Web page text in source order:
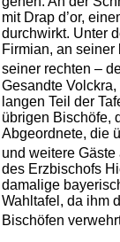
mit Drap d’or,
durchwirkt. Unter
Firmian, an
seiner rechten –
Gesandte
langen Teil der
übrigen Bischöfe,
Abgeordnete, die
und weitere
des Erzbischofs
damalige
Wahltafel, da ihm
Bischöfen